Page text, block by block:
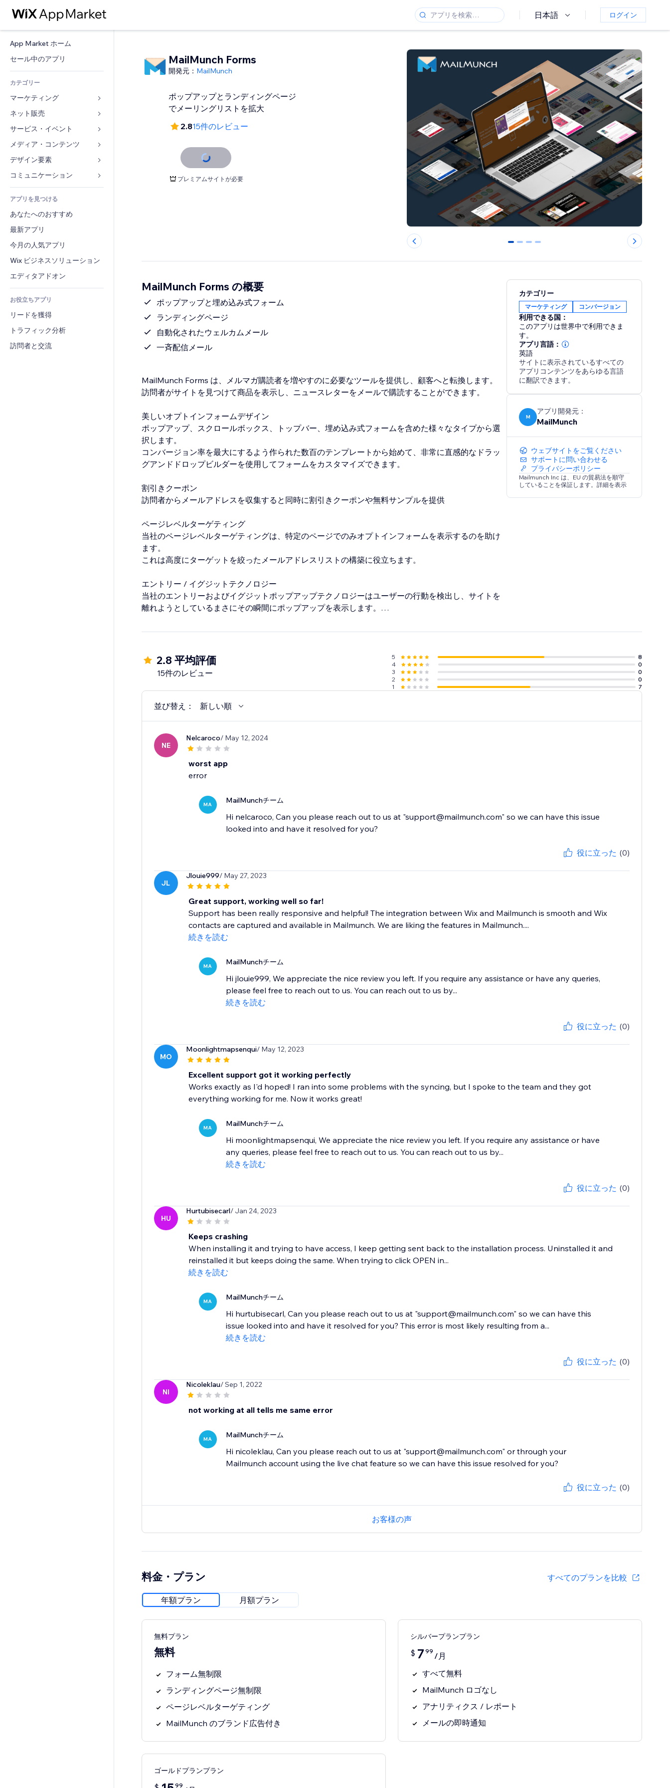
日本語 ログイン
App Market ホーム
セール中のアプリ
カテゴリー
マーケティング
広告
モバイル
アクセス解析
リスティング広告
メール
コンバージョン
ネット販売
ストア用アプリ
発送・配達
販売ボタン
会計
クーポン・特典
倉庫管理ソリューション
ドロップシッピング
食品・飲料
サービス・イベント
ホテル
イベント
レストラン
不動産
ブッキング
メディア・コンテンツ
ギャラリー
音楽
ポッドキャスト
写真
動画
PDF
ファイル共有
ニュース
デザイン要素
マップ・ナビ
プライバシー・セキュリティ
時計
ページテンプレート
画像効果
ボタン・メニュー
バナー・バッジ
電卓
検索
天気
チャート・テーブル
フォーム
ブログ
投票
チャット
コメント
電話
コミュニティィ
レビュー・お客さまの声
CRM
アプリを見つける
あなたへのおすすめ
最新アプリ
今月の人気アプリ
Wix ビジネスソリューション
エディタアドオン
お役立ちアプリ
リードを獲得
トラフィック分析
訪問者と交流
MailMunch Forms
開発元： MailMunch
ポップアップとランディングページ
でメーリングリストを拡大
2.815件のレビュー
プレミアムサイトが必要
0 1 2 3
MailMunch Forms の概要
ポップアップと埋め込み式フォーム
ランディングページ
自動化されたウェルカムメール
一斉配信メール
MailMunch Forms は、メルマガ購読者を増やすのに必要なツールを提供し、顧客へと転換します。
訪問者がサイトを見つけて商品を表示し、ニュースレターをメールで購読することができます。
美しいオプトインフォームデザイン
ポップアップ、スクロールボックス、トップバー、埋め込み式フォームを含めた様々なタイプから選
択します。
コンバージョン率を最大にするよう作られた数百のテンプレートから始めて、非常に直感的なドラッ
グアンドドロップビルダーを使用してフォームをカスタマイズできます。
割引きクーポン
訪問者からメールアドレスを収集すると同時に割引きクーポンや無料サンプルを提供
ページレベルターゲティング
当社のページレベルターゲティングは、特定のページでのみオプトインフォームを表示するのを助け
ます。
これは高度にターゲットを絞ったメールアドレスリストの構築に役立ちます。
エントリー / イグジットテクノロジー
当社のエントリーおよびイグジットポップアップテクノロジーはユーザーの行動を検出し、サイトを
離れようとしているまさにその瞬間にポップアップを表示します。
最もコンバージョン率が高いページ、商品、MailMunch フォームを簡単に見つけ出し、リードジェネ
カテゴリー
マーケティング コンバージョン
利用できる国：
このアプリは世界中で利用できま
す。
アプリ言語：
英語
サイトに表示されているすべての
アプリコンテンツをあらゆる言語
に翻訳できます。
M
アプリ開発元：
MailMunch
ウェブサイトをご覧ください
サポートに問い合わせる
プライバシーポリシー
Mailmunch Inc は、EU の貿易法を順守
していることを保証します。詳細を表示
2.8 平均評価
15件のレビュー
5
8
4
0
3
0
2
0
1
7
並び替え： 新しい順
NE
Nelcaroco/ May 12, 2024
worst app
error
MA MailMunchチーム
Hi nelcaroco, Can you please reach out to us at "support@mailmunch.com" so we can have this issue
looked into and have it resolved for you?
役に立った (0)
JL
Jlouie999/ May 27, 2023
Great support, working well so far!
Support has been really responsive and helpful! The integration between Wix and Mailmunch is smooth and Wix
contacts are captured and available in Mailmunch. We are liking the features in Mailmunch....
続きを読む
MA MailMunchチーム
Hi jlouie999, We appreciate the nice review you left. If you require any assistance or have any queries,
please feel free to reach out to us. You can reach out to us by...
続きを読む
役に立った (0)
MO
Moonlightmapsenqui/ May 12, 2023
Excellent support got it working perfectly
Works exactly as I'd hoped! I ran into some problems with the syncing, but I spoke to the team and they got
everything working for me. Now it works great!
MA MailMunchチーム
Hi moonlightmapsenqui, We appreciate the nice review you left. If you require any assistance or have
any queries, please feel free to reach out to us. You can reach out to us by...
続きを読む
役に立った (0)
HU
Hurtubisecarl/ Jan 24, 2023
Keeps crashing
When installing it and trying to have access, I keep getting sent back to the installation process. Uninstalled it and
reinstalled it but keeps doing the same. When trying to click OPEN in...
続きを読む
MA MailMunchチーム
Hi hurtubisecarl, Can you please reach out to us at "support@mailmunch.com" so we can have this
issue looked into and have it resolved for you? This error is most likely resulting from a...
続きを読む
役に立った (0)
NI
Nicoleklau/ Sep 1, 2022
not working at all tells me same error
MA MailMunchチーム
Hi nicoleklau, Can you please reach out to us at "support@mailmunch.com" or through your
Mailmunch account using the live chat feature so we can have this issue resolved for you?
役に立った (0)
お客様の声
料金・プラン すべてのプランを比較
年額プラン 月額プラン
無料プラン
無料
フォーム無制限
ランディングページ無制限
ページレベルターゲティング
MailMunch のブランド広告付き
シルバープランプラン
$ 7 99 /月
すべて無料
MailMunch ロゴなし
アナリティクス / レポート
メールの即時通知
ゴールドプランプラン
99